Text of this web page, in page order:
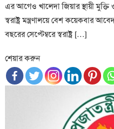
এর আগেও খালেদা জিয়ার স্থায়ী
স্বরাষ্ট্র মন্ত্রণালয়ে বেশ কয়েকবার
বছরের সেপ্টেম্বরে স্বরাষ্ট্র […]
শেয়ার করুন